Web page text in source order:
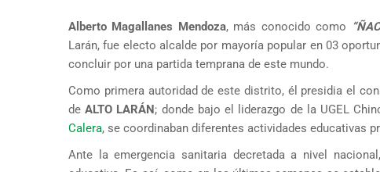
Alberto Magallanes Mendoza, más conocido como
Larán, fue electo alcalde por mayoría popular en 03
concluir por una partida temprana de este mundo.
Como primera autoridad de este distrito, él presidia el
deALTO LARÁN; donde bajo el liderazgo de la UGEL
Calera, se coordinaban diferentes actividades educativas
Ante la emergencia sanitaria decretada a nivel